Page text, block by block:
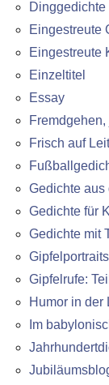
Dinggedichte
Eingestreute
Eingestreute
Einzeltitel
Essay
Frisch auf
Gedichte aus
Gedichte für
Gedichte mit
Gipfelrufe:
Humor in der
Im